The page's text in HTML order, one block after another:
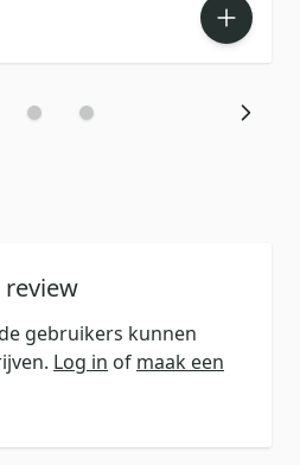
review
gebruikers kunnen
Log in of maak een